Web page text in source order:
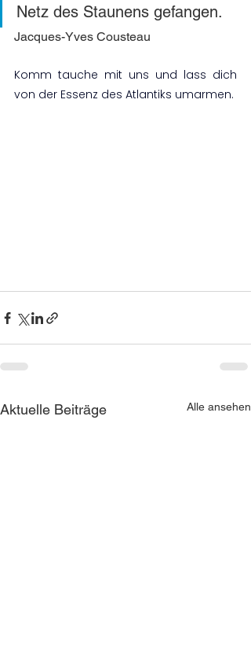
Netz des Staunens gefangen.
Jacques-Yves Cousteau
Komm tauche mit uns und lass dich
von der Essenz des Atlantiks umarmen.
Aktuelle Beiträge Alle ansehen